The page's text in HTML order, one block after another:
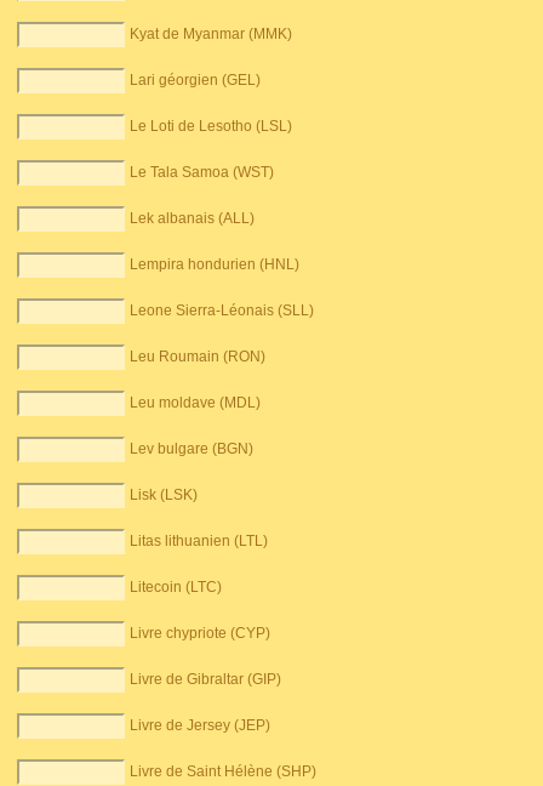
Kyat de Myanmar (MMK)
Lari géorgien (GEL)
Le Loti de Lesotho (LSL)
Le Tala Samoa (WST)
Lek albanais (ALL)
Lempira hondurien (HNL)
Leone Sierra-Léonais (SLL)
Leu Roumain (RON)
Leu moldave (MDL)
Lev bulgare (BGN)
Lisk (LSK)
Litas lithuanien (LTL)
Litecoin (LTC)
Livre chypriote (CYP)
Livre de Gibraltar (GIP)
Livre de Jersey (JEP)
Livre de Saint Hélène (SHP)